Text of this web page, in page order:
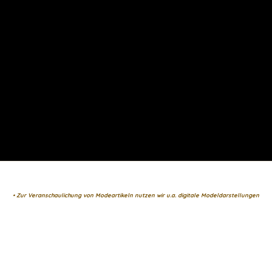
• Zur Veranschaulichung von Modeartikeln nutzen wir u.a. digitale Modeldarstellungen